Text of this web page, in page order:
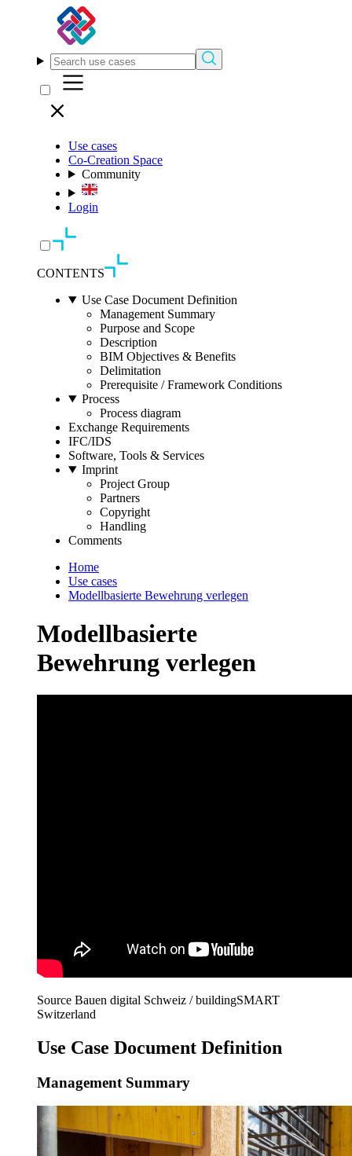
Use cases
Co-Creation Space
Community
Login
CONTENTS
Use Case Document Definition
Management Summary
Purpose and Scope
Description
BIM Objectives & Benefits
Delimitation
Prerequisite / Framework Conditions
Process
Process diagram
Exchange Requirements
IFC/IDS
Software, Tools & Services
Imprint
Project Group
Partners
Copyright
Handling
Comments
Home
Use cases
Modellbasierte Bewehrung verlegen
Modellbasierte
Bewehrung verlegen
Source Bauen digital Schweiz / buildingSMART
Switzerland
Use Case Document Definition
Management Summary